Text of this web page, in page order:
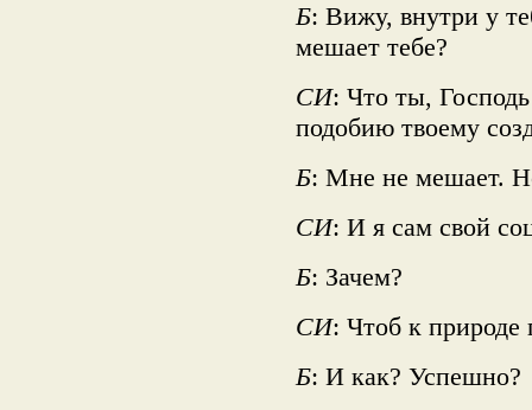
Б: Вижу, внутри у
мешает тебе?
СИ: Что ты,
подобию твоему
Б: Мне не мешает.
СИ: И я сам свой
Б: Зачем?
СИ: Чтоб к природе
Б: И как? Успешно?